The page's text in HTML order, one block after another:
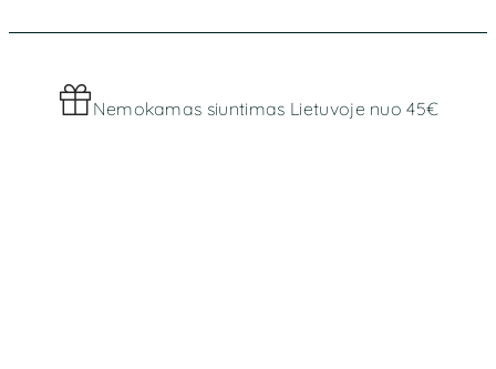
Nemokamas siuntimas Lietuvoje nuo 45€